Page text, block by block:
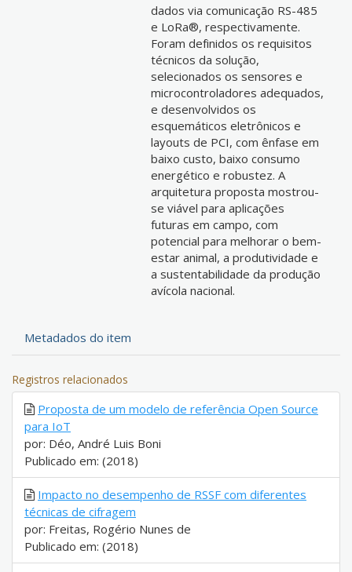
dados via comunicação RS-485
e LoRa®, respectivamente.
Foram definidos os requisitos
técnicos da solução,
selecionados os sensores e
microcontroladores adequados,
e desenvolvidos os
esquemáticos eletrônicos e
layouts de PCI, com ênfase em
baixo custo, baixo consumo
energético e robustez. A
arquitetura proposta mostrou-
se viável para aplicações
futuras em campo, com
potencial para melhorar o bem-
estar animal, a produtividade e
a sustentabilidade da produção
avícola nacional.
Metadados do item
Registros relacionados
Proposta de um modelo de referência Open Source
para IoT
por: Déo, André Luis Boni
Publicado em: (2018)
Impacto no desempenho de RSSF com diferentes
técnicas de cifragem
por: Freitas, Rogério Nunes de
Publicado em: (2018)